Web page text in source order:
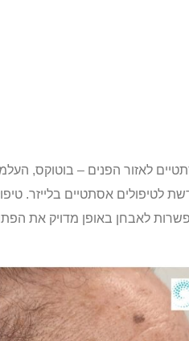
לאזור הפנים – בוטוקס,
לטיפולים אסתטיים בלייזר.
לאבחן באופן מדויק את